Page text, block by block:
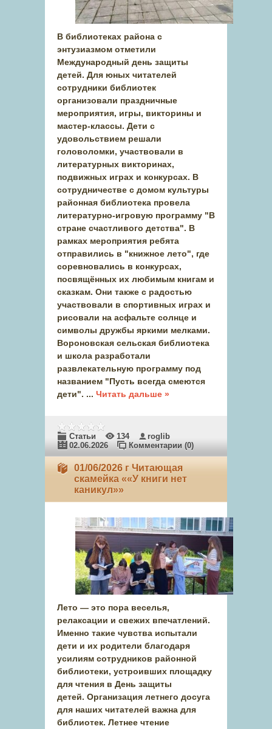
В библиотеках района с
энтузиазмом отметили
Международный день защиты
детей. Для юных читателей
сотрудники библиотек
организовали праздничные
мероприятия, игры, викторины и
мастер-классы. Дети с
удовольствием решали
головоломки, участвовали в
литературных викторинах,
подвижных играх и конкурсах. В
сотрудничестве с домом культуры
районная библиотека провела
литературно-игровую программу "В
стране счастливого детства". В
рамках мероприятия ребята
отправились в "книжное лето", где
соревновались в конкурсах,
посвящённых их любимым книгам и
сказкам. Они также с радостью
участвовали в спортивных играх и
рисовали на асфальте солнце и
символы дружбы яркими мелками.
Вороновская сельская библиотека
и школа разработали
развлекательную программу под
названием "Пусть всегда смеются
дети". ... Читать дальше »
Статьи 134
roglib
02.06.2026
Комментарии (0)
01/06/2026 г Читающая
скамейка ««У книги нет
каникул»»
Лето — это пора веселья,
релаксации и свежих впечатлений.
Именно такие чувства испытали
дети и их родители благодаря
усилиям сотрудников районной
библиотеки, устроивших площадку
для чтения в День защиты
детей. Организация летнего досуга
для наших читателей важна для
библиотек. Летнее чтение